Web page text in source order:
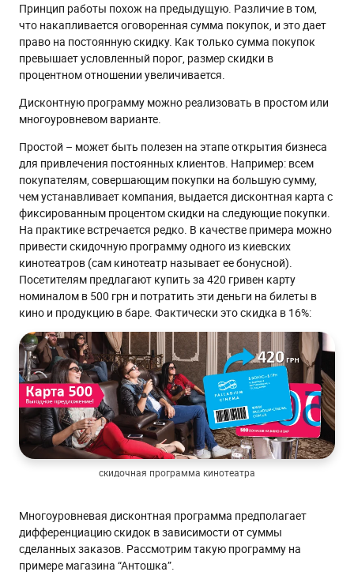
Принцип работы похож на предыдущую. Различие в том,
что накапливается оговоренная сумма покупок, и это дает
право на постоянную скидку. Как только сумма покупок
превышает условленный порог, размер скидки в
процентном отношении увеличивается.
Дисконтную программу можно реализовать в простом или
многоуровневом варианте.
Простой – может быть полезен на этапе открытия бизнеса
для привлечения постоянных клиентов. Например: всем
покупателям, совершающим покупки на большую сумму,
чем устанавливает компания, выдается дисконтная карта с
фиксированным процентом скидки на следующие покупки.
На практике встречается редко. В качестве примера можно
привести скидочную программу одного из киевских
кинотеатров (сам кинотеатр называет ее бонусной).
Посетителям предлагают купить за 420 гривен карту
номиналом в 500 грн и потратить эти деньги на билеты в
кино и продукцию в баре. Фактически это скидка в 16%:
скидочная программа кинотеатра
Многоуровневая дисконтная программа предполагает
дифференциацию скидок в зависимости от суммы
сделанных заказов. Рассмотрим такую программу на
примере магазина “Антошка”.